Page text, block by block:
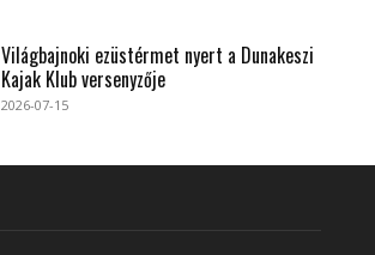
Világbajnoki ezüstérmet nyert a Dunakeszi
Kajak Klub versenyzője
2026-07-15